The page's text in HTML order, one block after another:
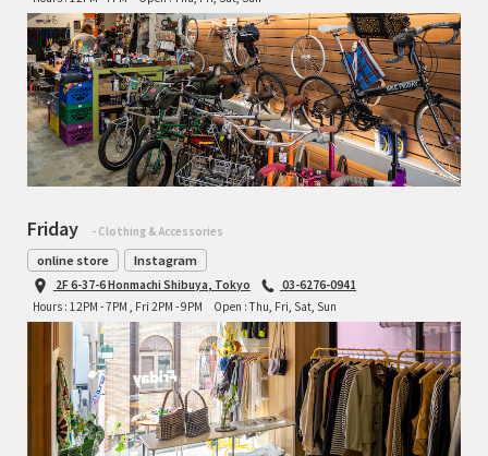
Friday - Clothing & Accessories
online store Instagram
2F 6-37-6 Honmachi Shibuya, Tokyo
03-6276-0941
Hours : 12PM - 7PM , Fri 2PM - 9PM
Open : Thu, Fri, Sat, Sun